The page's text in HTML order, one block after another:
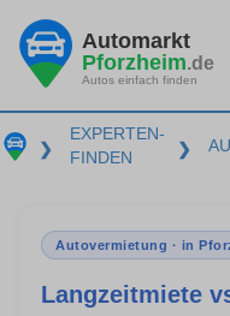
Automarkt
Pforzheim.de
Autos einfach finden
❯
EXPERTEN-
FINDEN
❯
Autovermietung · in
Langzeitmiete